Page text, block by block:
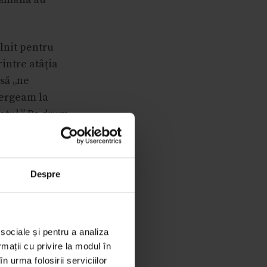
Despre
și pentru a analiza
cu privire la modul în
urma folosirii serviciilor
pentru
atâția
„ne
la
Pe drum
acasă, pe
intimitate
din